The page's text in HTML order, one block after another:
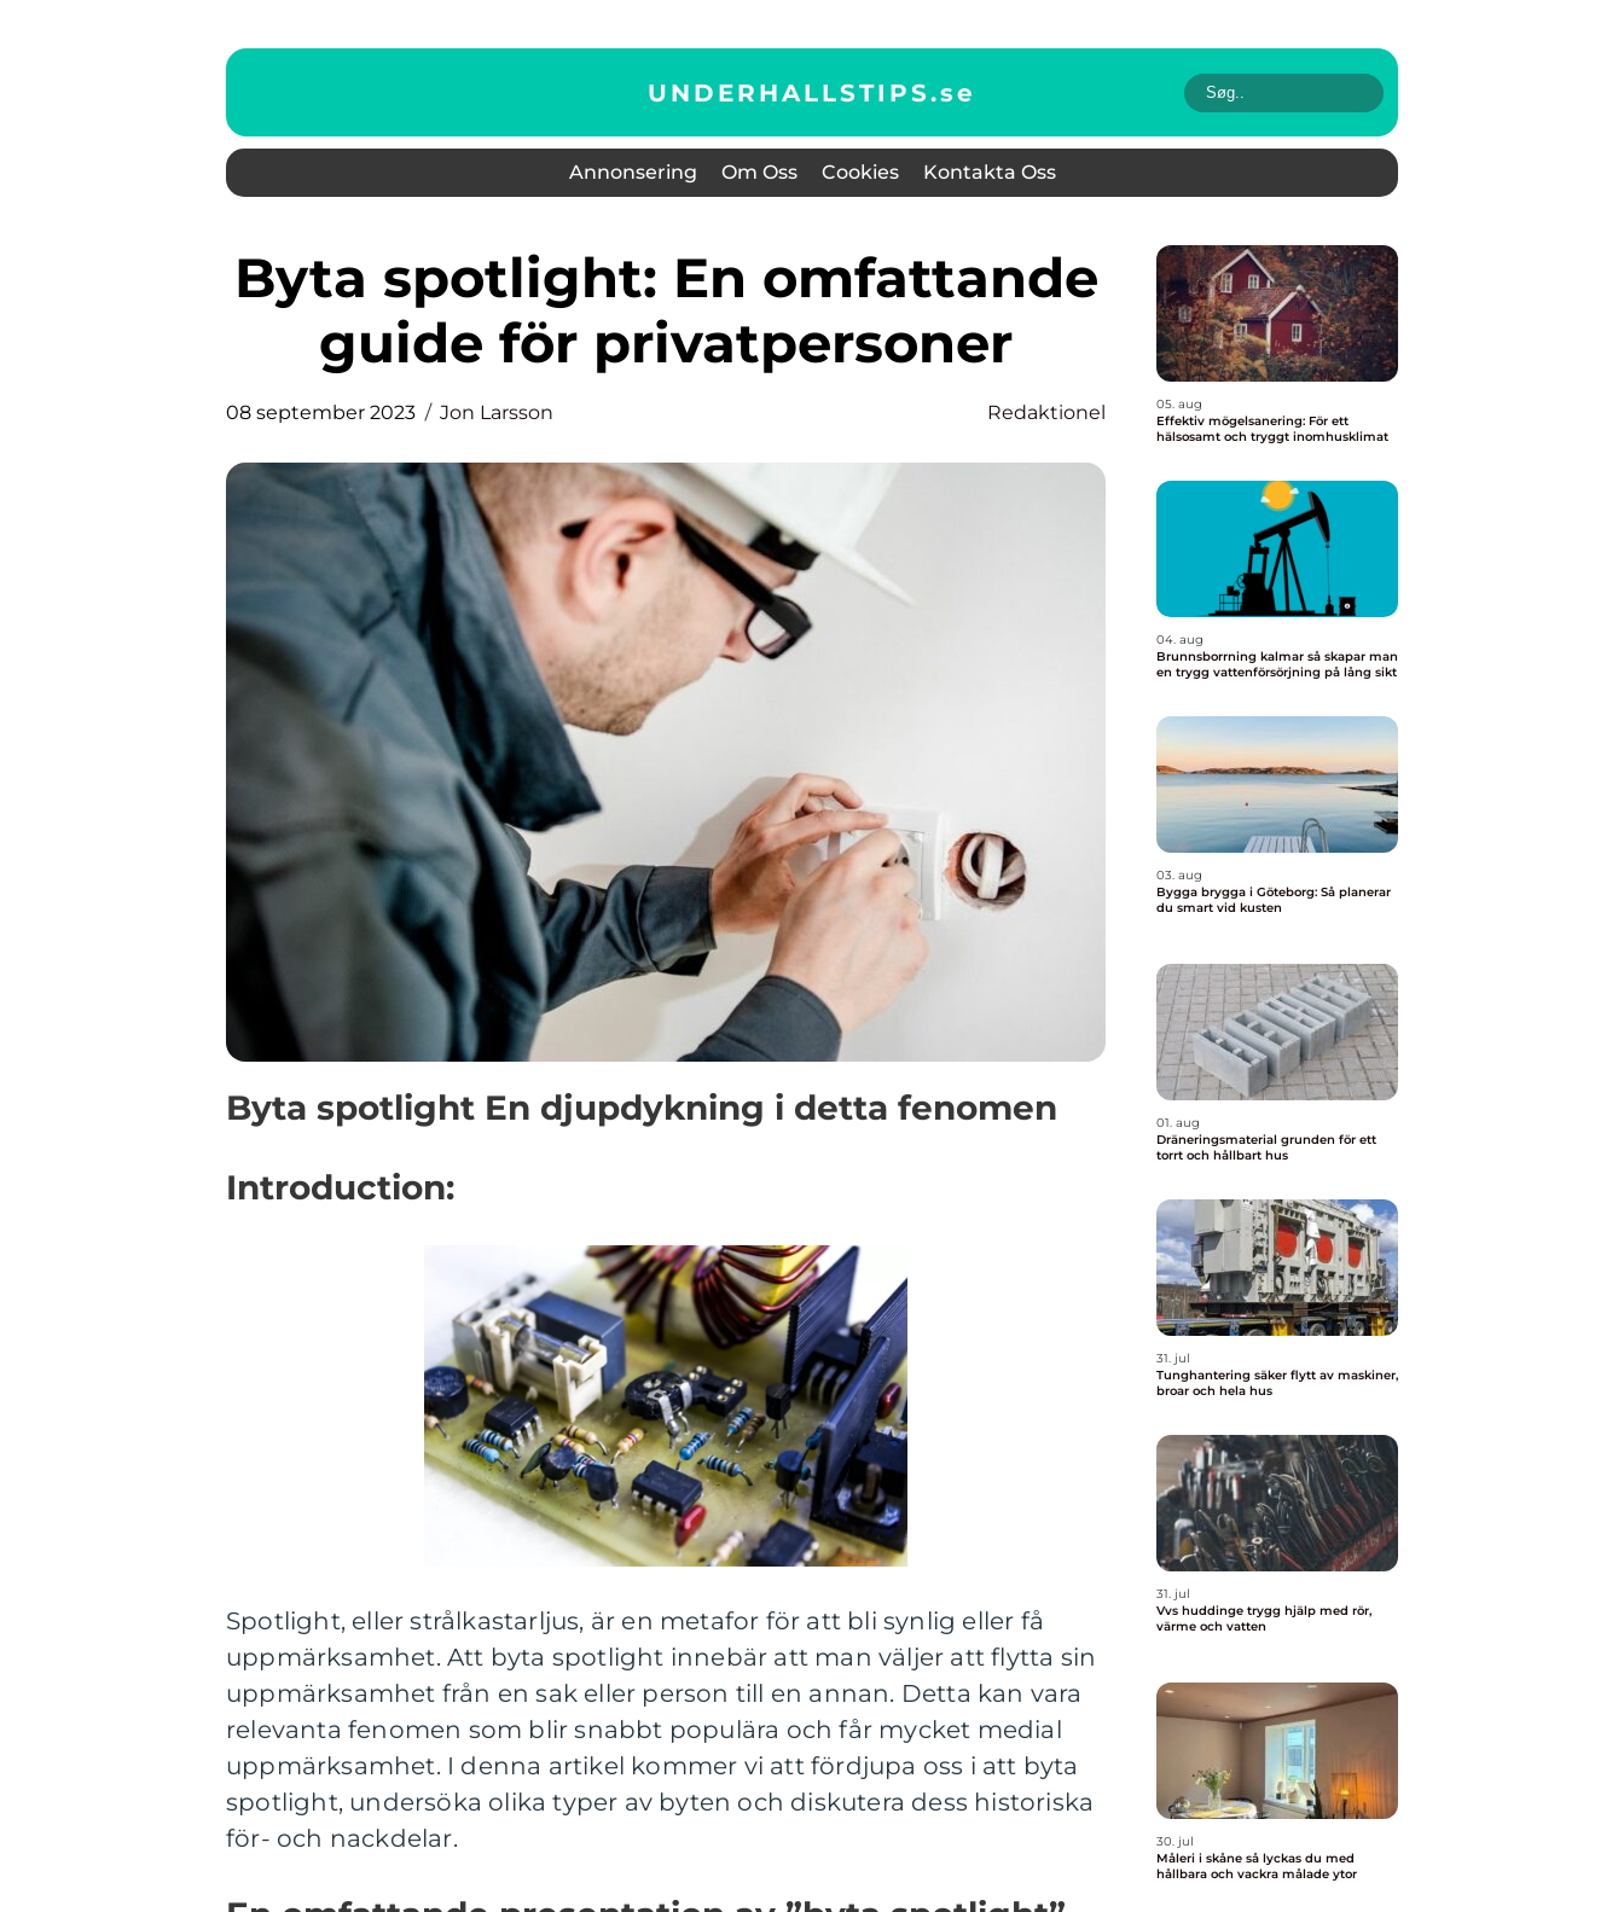
UNDERHALLSTIPS.se
Annonsering Om Oss Cookies Kontakta Oss
Byta spotlight: En omfattande
guide för privatpersoner
08 september 2023 Jon Larsson Redaktionel
Byta spotlight En djupdykning i detta fenomen
Introduction:
Spotlight, eller strålkastarljus, är en metafor för att bli synlig eller få
uppmärksamhet. Att byta spotlight innebär att man väljer att flytta sin
uppmärksamhet från en sak eller person till en annan. Detta kan vara
relevanta fenomen som blir snabbt populära och får mycket medial
uppmärksamhet. I denna artikel kommer vi att fördjupa oss i att byta
spotlight, undersöka olika typer av byten och diskutera dess historiska
för- och nackdelar.
05. aug
Effektiv mögelsanering: För ett
hälsosamt och tryggt inomhusklimat
04. aug
Brunnsborrning kalmar så skapar man
en trygg vattenförsörjning på lång sikt
03. aug
Bygga brygga i Göteborg: Så planerar
du smart vid kusten
01. aug
Dräneringsmaterial grunden för ett
torrt och hållbart hus
31. jul
Tunghantering säker flytt av maskiner,
broar och hela hus
31. jul
Vvs huddinge trygg hjälp med rör,
värme och vatten
30. jul
Måleri i skåne så lyckas du med
hållbara och vackra målade ytor